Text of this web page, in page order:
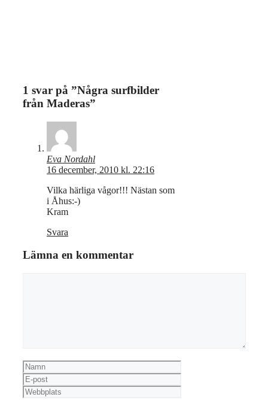
1 svar på ”Några surfbilder
från Maderas”
Eva Nordahl
16 december, 2010 kl. 22:16
Vilka härliga vågor!!! Nästan som
i Åhus:-)
Kram
Svara
Lämna en kommentar
Namn
E-
post
Webbplats